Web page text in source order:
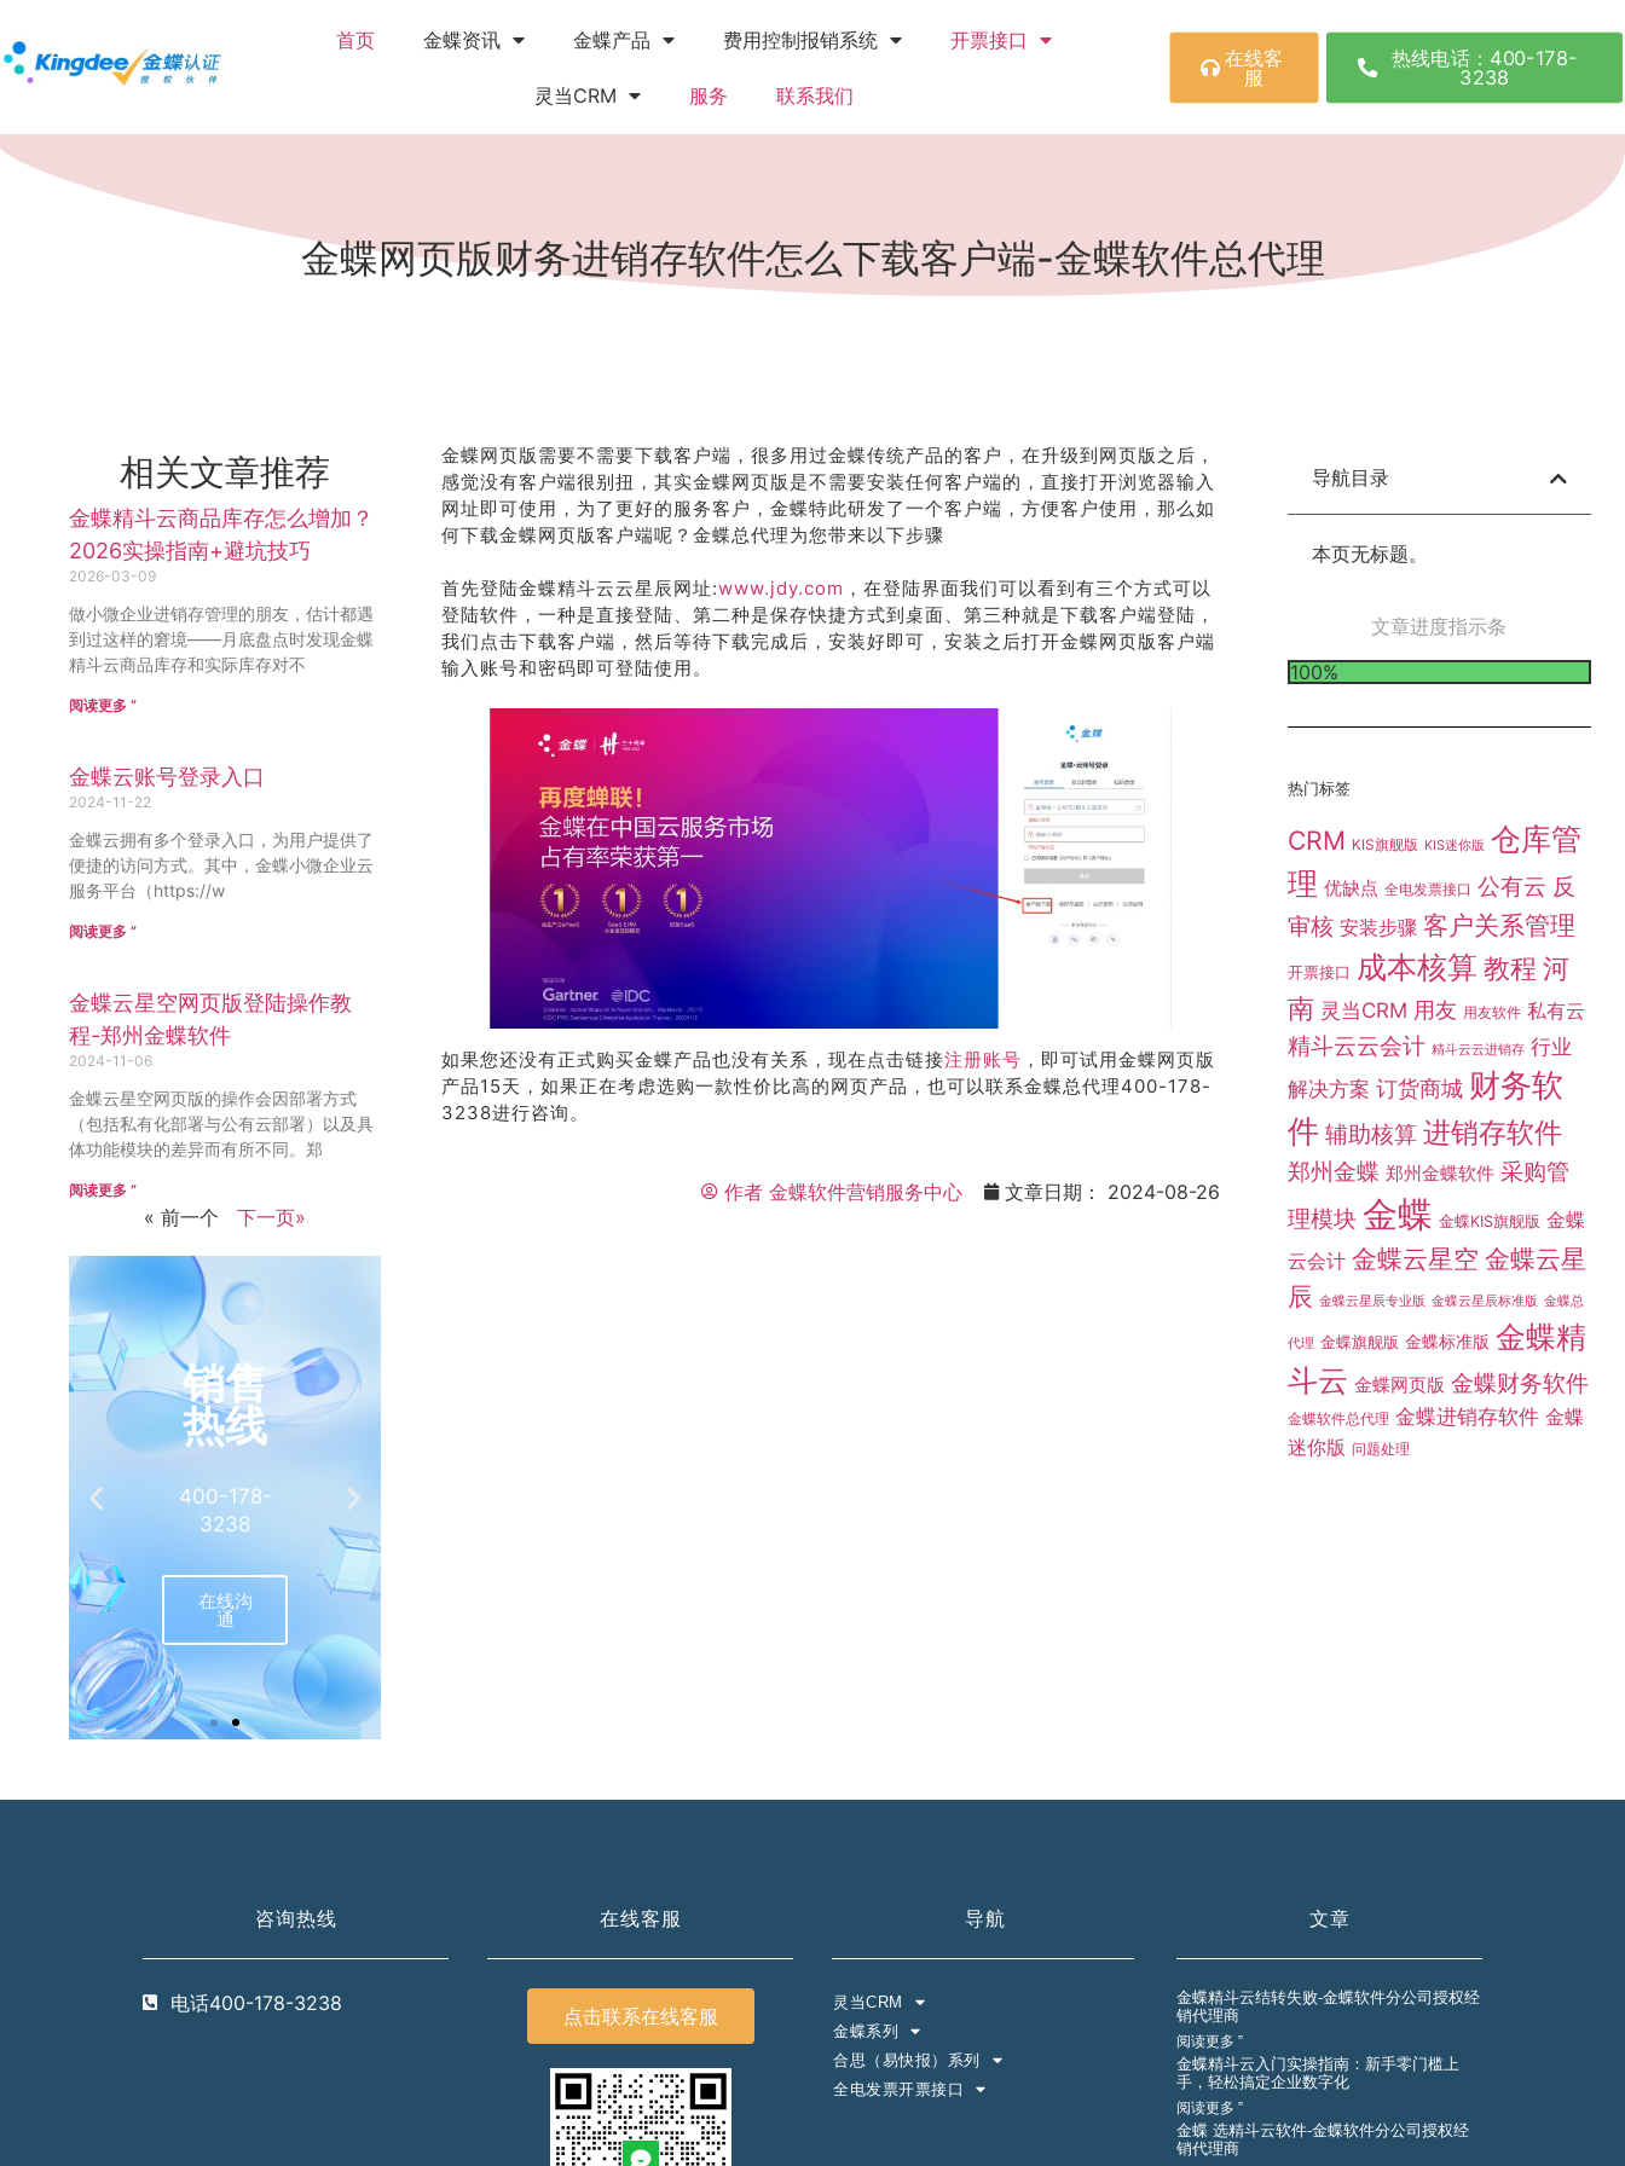
首页 金蝶资讯 金蝶产品 费用控制报销系统 开票接口
灵当CRM 服务 联系我们
在线客
服
热线电话：400-178-
3238
金蝶网页版财务进销存软件怎么下载客户端-金蝶软件总代理
相关文章推荐
金蝶精斗云商品库存怎么增加？
2026实操指南+避坑技巧
2026-03-09
做小微企业进销存管理的朋友，估计都遇
到过这样的窘境——月底盘点时发现金蝶
精斗云商品库存和实际库存对不
阅读更多 ”
金蝶云账号登录入口
2024-11-22
金蝶云拥有多个登录入口，为用户提供了
便捷的访问方式。其中，金蝶小微企业云
服务平台（https://w
阅读更多 ”
金蝶云星空网页版登陆操作教
程-郑州金蝶软件
2024-11-06
金蝶云星空网页版的操作会因部署方式
（包括私有化部署与公有云部署）以及具
体功能模块的差异而有所不同。郑
阅读更多 ”
« 前一个 下一页»
销售
热线
400-178-
3238
在线沟
通
金蝶网页版需要不需要下载客户端，很多用过金蝶传统产品的客户，在升级到网页版之后，
感觉没有客户端很别扭，其实金蝶网页版是不需要安装任何客户端的，直接打开浏览器输入
网址即可使用，为了更好的服务客户，金蝶特此研发了一个客户端，方便客户使用，那么如
何下载金蝶网页版客户端呢？金蝶总代理为您带来以下步骤
首先登陆金蝶精斗云云星辰网址:www.jdy.com ，在登陆界面我们可以看到有三个方式可以
登陆软件，一种是直接登陆、第二种是保存快捷方式到桌面、第三种就是下载客户端登陆，
我们点击下载客户端，然后等待下载完成后，安装好即可，安装之后打开金蝶网页版客户端
输入账号和密码即可登陆使用。
如果您还没有正式购买金蝶产品也没有关系，现在点击链接注册账号 ，即可试用金蝶网页版
产品15天，如果正在考虑选购一款性价比高的网页产品，也可以联系金蝶总代理400-178-
3238进行咨询。
作者金蝶软件营销服务中心 文章日期： 2024-08-26
导航目录
本页无标题。
文章进度指示条
100%
热门标签
CRM KIS旗舰版 KIS迷你版 仓库管
理 优缺点 全电发票接口 公有云 反
审核 安装步骤 客户关系管理
开票接口 成本核算 教程 河
南 灵当CRM 用友 用友软件 私有云
精斗云云会计 精斗云云进销存 行业
解决方案 订货商城 财务软
件 辅助核算 进销存软件
郑州金蝶 郑州金蝶软件 采购管
理模块 金蝶 金蝶KIS旗舰版 金蝶
云会计 金蝶云星空 金蝶云星
辰 金蝶云星辰专业版 金蝶云星辰标准版 金蝶总
代理 金蝶旗舰版 金蝶标准版 金蝶精
斗云 金蝶网页版 金蝶财务软件
金蝶软件总代理 金蝶进销存软件 金蝶
迷你版 问题处理
咨询热线
电话400-178-3238
在线客服
点击联系在线客服
导航
灵当CRM
金蝶系列
合思（易快报）系列
全电发票开票接口
文章
金蝶精斗云结转失败-金蝶软件分公司授权经
销代理商
阅读更多 ”
金蝶精斗云入门实操指南：新手零门槛上
手，轻松搞定企业数字化
阅读更多 ”
金蝶 选精斗云软件-金蝶软件分公司授权经
销代理商